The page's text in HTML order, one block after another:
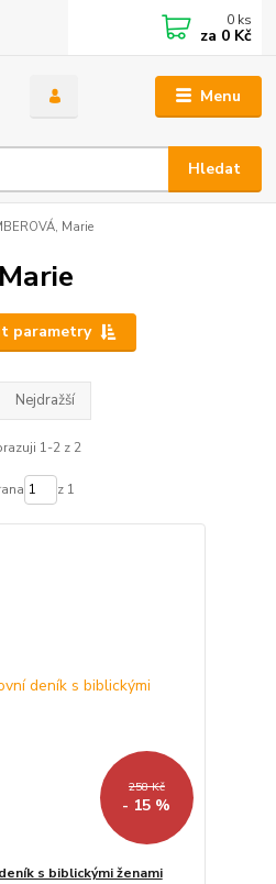
Menu
Hledat
0 ks
za 0 Kč
Marie
parametry
Nejdražší
1-2 z 2
z 1
258 Kč
- 15 %
s biblickými ženami